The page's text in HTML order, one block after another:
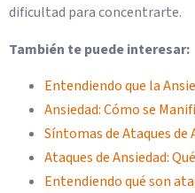
dificultad para concentrarte.
También te puede interesar:
Entendiendo que la
Ansiedad: Cómo se
Síntomas de Ataques de
Ataques de Ansiedad:
Entendiendo qué son